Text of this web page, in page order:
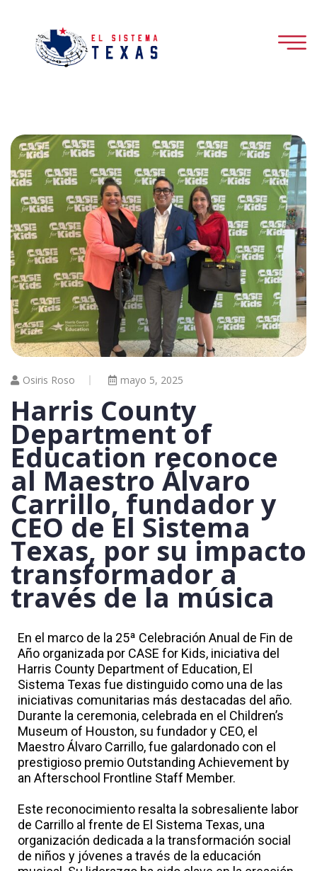
Osiris Roso mayo 5, 2025
Harris County
Department of
Education reconoce
al Maestro Álvaro
Carrillo, fundador y
CEO de El Sistema
Texas, por su impacto
transformador a
través de la música
En el marco de la 25ª Celebración Anual de Fin de
Año organizada por CASE for Kids, iniciativa del
Harris County Department of Education, El
Sistema Texas fue distinguido como una de las
iniciativas comunitarias más destacadas del año.
Durante la ceremonia, celebrada en el Children’s
Museum of Houston, su fundador y CEO, el
Maestro Álvaro Carrillo, fue galardonado con el
prestigioso premio Outstanding Achievement by
an Afterschool Frontline Staff Member.
Este reconocimiento resalta la sobresaliente labor
de Carrillo al frente de El Sistema Texas, una
organización dedicada a la transformación social
de niños y jóvenes a través de la educación